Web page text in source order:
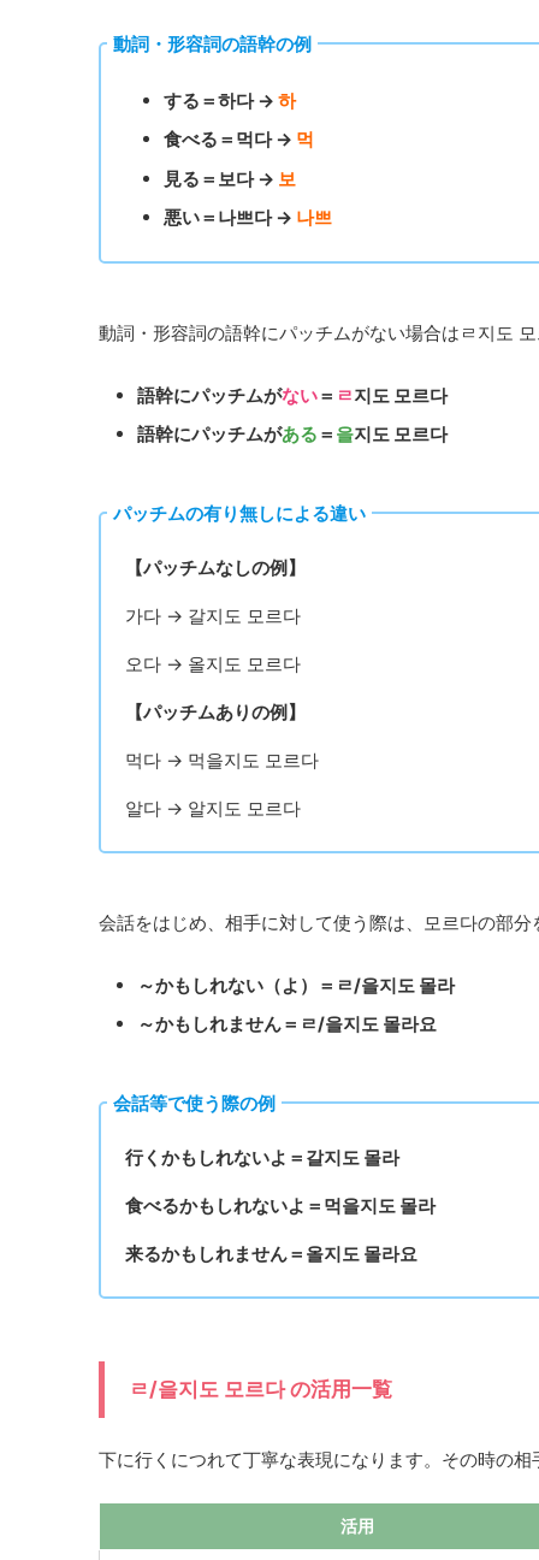
動詞・形容詞の語幹の例
する＝하다 → 하
食べる＝먹다 → 먹
見る＝보다 → 보
悪い＝나쁘다 → 나쁘
動詞・形容詞の語幹にパッチムがない場合はㄹ지도
語幹にパッチムがない＝ ㄹ지도 모르다
語幹にパッチムがある ＝ 을지도 모르다
パッチムの有り無しによる違い
【パッチムなしの例】
가다 → 갈지도 모르다
오다 → 올지도 모르다
【パッチムありの例】
먹다 → 먹을지도 모르다
알다 → 알지도 모르다
会話をはじめ、相手に対して使う際は、모르다の部分
～かもしれない（よ）＝ㄹ/을지도 몰라
～かもしれません＝ㄹ/을지도 몰라요
会話等で使う際の例
行くかもしれないよ＝갈지도 몰라
食べるかもしれないよ＝먹을지도 몰라
来るかもしれません＝올지도 몰라요
ㄹ/을지도 모르다 の活用一覧
下に行くにつれて丁寧な表現になります。その時の
活用